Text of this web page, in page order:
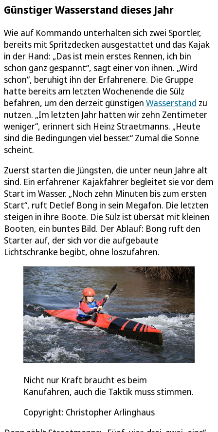
Günstiger Wasserstand dieses Jahr
Wie auf Kommando unterhalten sich zwei Sportler,
bereits mit Spritzdecken ausgestattet und das Kajak
in der Hand: „Das ist mein erstes Rennen, ich bin
schon ganz gespannt“, sagt einer von ihnen. „Wird
schon“, beruhigt ihn der Erfahrenere. Die Gruppe
hatte bereits am letzten Wochenende die Sülz
befahren, um den derzeit günstigen Wasserstand zu
nutzen. „Im letzten Jahr hatten wir zehn Zentimeter
weniger“, erinnert sich Heinz Straetmanns. „Heute
sind die Bedingungen viel besser.“ Zumal die Sonne
scheint.
Zuerst starten die Jüngsten, die unter neun Jahre alt
sind. Ein erfahrener Kajakfahrer begleitet sie vor dem
Start im Wasser. „Noch zehn Minuten bis zum ersten
Start“, ruft Detlef Bong in sein Megafon. Die letzten
steigen in ihre Boote. Die Sülz ist übersät mit kleinen
Booten, ein buntes Bild. Der Ablauf: Bong ruft den
Starter auf, der sich vor die aufgebaute
Lichtschranke begibt, ohne loszufahren.
Nicht nur Kraft braucht es beim
Kanufahren, auch die Taktik muss stimmen.
Copyright: Christopher Arlinghaus